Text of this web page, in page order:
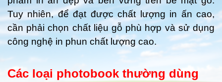
Tuy nhiên, để đạt được chất lượng in ấn cao,
cần phải chọn chất liệu gỗ phù hợp và sử dụng
công nghệ in phun chất lượng cao.
Các loại photobook thường dùng